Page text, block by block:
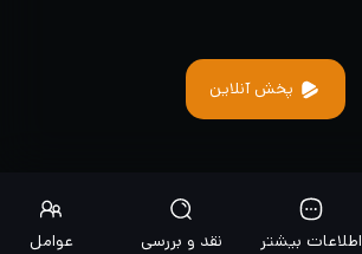
پخش آنلاین
اطلاعات بیشتر نقد و بررسی عوامل